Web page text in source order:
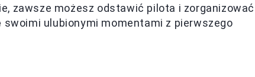
zawsze możesz odstawić pilota i zorganizować
swoimi ulubionymi momentami z pierwszego